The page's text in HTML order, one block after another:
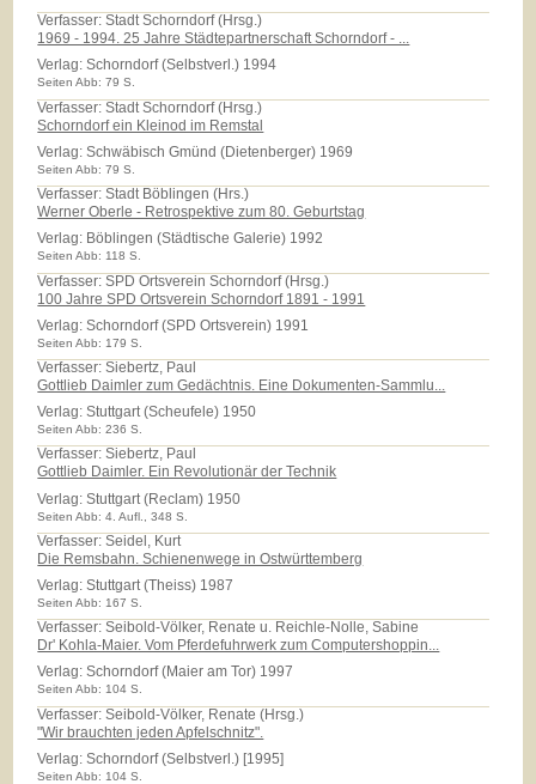
Verfasser: Stadt Schorndorf (Hrsg.)
1969 - 1994. 25 Jahre Städtepartnerschaft Schorndorf - ...
Verlag:Schorndorf (Selbstverl.) 1994
Seiten Abb: 79 S.
Verfasser: Stadt Schorndorf (Hrsg.)
Schorndorf ein Kleinod im Remstal
Verlag:Schwäbisch Gmünd (Dietenberger) 1969
Seiten Abb: 79 S.
Verfasser: Stadt Böblingen (Hrs.)
Werner Oberle - Retrospektive zum 80. Geburtstag
Verlag: Böblingen (Städtische Galerie) 1992
Seiten Abb: 118 S.
Verfasser: SPD Ortsverein Schorndorf (Hrsg.)
100 Jahre SPD Ortsverein Schorndorf 1891 - 1991
Verlag:Schorndorf (SPD Ortsverein) 1991
Seiten Abb: 179 S.
Verfasser: Siebertz, Paul
Gottlieb Daimler zum Gedächtnis. Eine Dokumenten-Sammlu...
Verlag:Stuttgart (Scheufele) 1950
Seiten Abb: 236 S.
Verfasser: Siebertz, Paul
Gottlieb Daimler. Ein Revolutionär der Technik
Verlag:Stuttgart (Reclam) 1950
Seiten Abb: 4. Aufl., 348 S.
Verfasser: Seidel, Kurt
Die Remsbahn. Schienenwege in Ostwürttemberg
Verlag:Stuttgart (Theiss) 1987
Seiten Abb: 167 S.
Verfasser: Seibold-Völker, Renate u. Reichle-Nolle, Sabine
Dr' Kohla-Maier. Vom Pferdefuhrwerk zum Computershoppin...
Verlag:Schorndorf (Maier am Tor) 1997
Seiten Abb: 104 S.
Verfasser: Seibold-Völker, Renate (Hrsg.)
"Wir brauchten jeden Apfelschnitz".
Verlag:Schorndorf (Selbstverl.) [1995]
Seiten Abb: 104 S.